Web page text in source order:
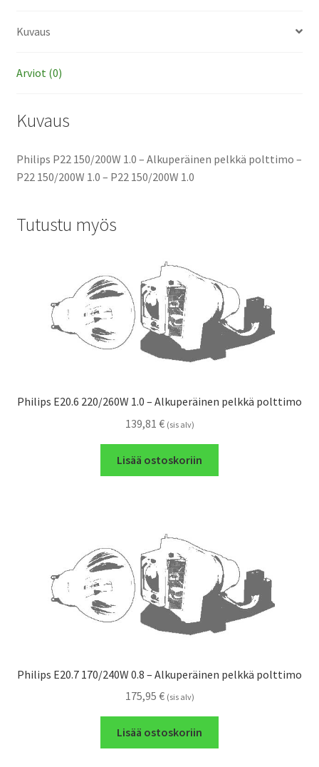
Kuvaus
Arviot (0)
Kuvaus
Philips P22 150/200W 1.0 – Alkuperäinen pelkkä polttimo –
P22 150/200W 1.0 – P22 150/200W 1.0
Tutustu myös
Philips E20.6 220/260W 1.0 – Alkuperäinen pelkkä polttimo
139,81 € (sis alv)
Lisää ostoskoriin
Philips E20.7 170/240W 0.8 – Alkuperäinen pelkkä polttimo
175,95 € (sis alv)
Lisää ostoskoriin